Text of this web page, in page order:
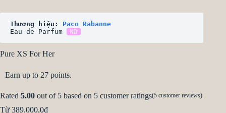
Thương hiệu: Paco Rabanne
Eau de Parfum
Nữ
Pure XS For Her
Earn up to 27 points.
Rated 5.00 out of 5 based on 5 customer ratings(5 customer reviews)
Từ 389.000,0₫